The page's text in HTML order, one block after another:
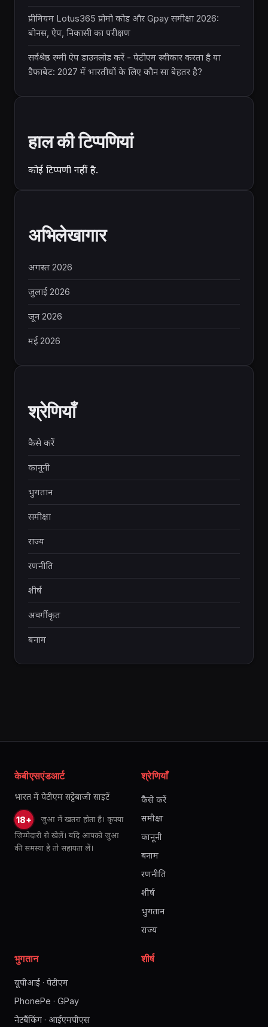
प्रीमियम Lotus365 प्रोमो कोड और Gpay समीक्षा 2026:
बोनस, ऐप, निकासी का परीक्षण
सर्वश्रेष्ठ रम्मी ऐप डाउनलोड करें - पेटीएम स्वीकार करता है या
डैफाबेट: 2027 में भारतीयों के लिए कौन सा बेहतर है?
हाल की टिप्पणियां
कोई टिप्पणी नहीं है.
अभिलेखागार
अगस्त 2026
जुलाई 2026
जून 2026
मई 2026
श्रेणियाँ
कैसे करें
कानूनी
भुगतान
समीक्षा
राज्य
रणनीति
शीर्ष
अवर्गीकृत
बनाम
केबीएसएंडआर्ट
भारत में पेटीएम सट्टेबाजी साइटें
18+
जुआ में खतरा होता है। कृपया
जिम्मेदारी से खेलें। यदि आपको जुआ
की समस्या है तो सहायता लें।
श्रेणियाँ
कैसे करें
समीक्षा
कानूनी
बनाम
रणनीति
शीर्ष
भुगतान
राज्य
भुगतान
यूपीआई · पेटीएम
PhonePe · GPay
नेटबैंकिंग · आईएमपीएस
शीर्ष